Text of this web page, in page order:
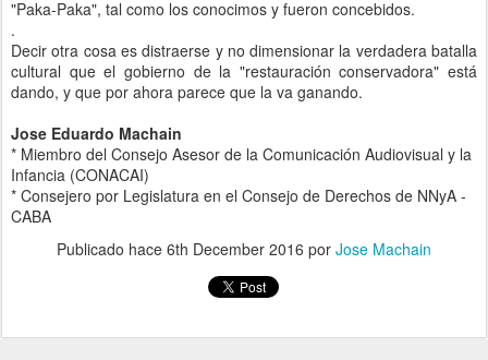
"Paka-Paka", tal como los conocimos y fueron concebidos.
.
Decir otra cosa es distraerse y no dimensionar la verdadera batalla
cultural que el gobierno de la "restauración conservadora" está
dando, y que por ahora parece que la va ganando.
Jose Eduardo Machain
* Miembro del Consejo Asesor de la Comunicación Audiovisual y la
Infancia (CONACAI)
* Consejero por Legislatura en el Consejo de Derechos de NNyA -
CABA
Publicado hace 6th December 2016 por Jose Machain